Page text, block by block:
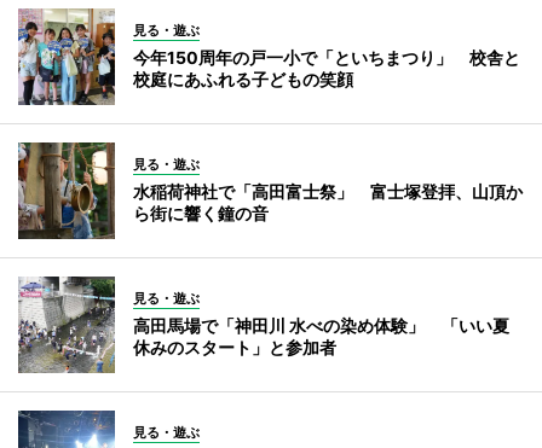
見る・遊ぶ
今年150周年の戸一小で「といちまつり」 校舎と
校庭にあふれる子どもの笑顔
見る・遊ぶ
水稲荷神社で「高田富士祭」 富士塚登拝、山頂か
ら街に響く鐘の音
見る・遊ぶ
高田馬場で「神田川 水べの染め体験」 「いい夏
休みのスタート」と参加者
見る・遊ぶ